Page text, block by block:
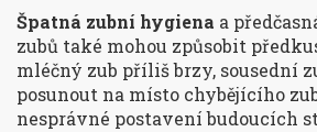
Špatná zubní hygiena a
zubů také mohou způsobit
mléčný zub příliš brzy, sousední
posunout na místo chybějícího
nesprávné postavení budoucích